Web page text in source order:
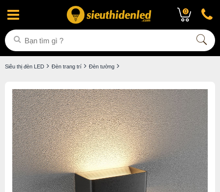
0
Siêu thị đèn LED Đèn trang trí Đèn tường